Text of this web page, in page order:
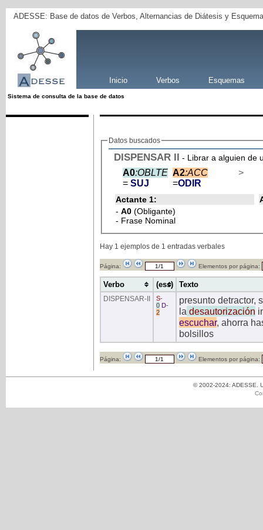
ADESSE: Base de datos de Verbos, Alternancias de Diátesis y
Inicio Verbos Esquemas
Sistema de consulta de la base de datos
Datos buscados
DISPENSAR II - Librar a alguien de
A0:OBLTE
= SUJ
A2:ACC
=ODIR
>
Actante 1:
- A0 (Obligante)
- Frase Nominal
Hay 1 ejemplos de 1 entradas verbales
Página: Elementos por página:
Verbo (ess) Texto
DISPENSAR-II S-
0 D-
2
presunto detractor,
la desautorización
escuchar, ahorra
bolsillos
Página: Elementos por página:
© 2002-2024: ADESSE.